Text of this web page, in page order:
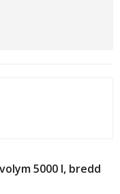
5000 l, bredd